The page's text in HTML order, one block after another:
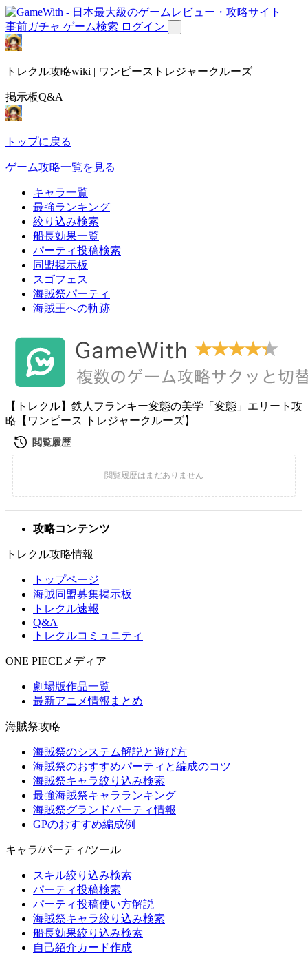
事前ガチャ ゲーム検索 ログイン
トレクル攻略wiki | ワンピーストレジャークルーズ
掲示板Q&A
トップに戻る
ゲーム攻略一覧を見る
キャラ一覧
最強ランキング
絞り込み検索
船長効果一覧
パーティ投稿検索
同盟掲示板
スゴフェス
海賊祭パーティ
海賊王への軌跡
【トレクル】鉄人フランキー変態の美学「変態」エリート攻
略【ワンピース トレジャークルーズ】
攻略コンテンツ
トレクル攻略情報
トップページ
海賊同盟募集掲示板
トレクル速報
Q&A
トレクルコミュニティ
ONE PIECEメディア
劇場版作品一覧
最新アニメ情報まとめ
海賊祭攻略
海賊祭のシステム解説と遊び方
海賊祭のおすすめパーティと編成のコツ
海賊祭キャラ絞り込み検索
最強海賊祭キャラランキング
海賊祭グランドパーティ情報
GPのおすすめ編成例
キャラ/パーティ/ツール
スキル絞り込み検索
パーティ投稿検索
パーティ投稿使い方解説
海賊祭キャラ絞り込み検索
船長効果絞り込み検索
自己紹介カード作成